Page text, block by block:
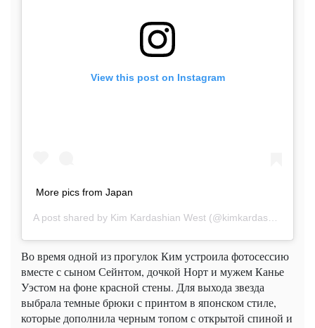
View this post on Instagram
More pics from Japan
A post shared by Kim Kardashian West (@kimkardashian) on
Во время одной из прогулок Ким устроила фотосессию
вместе с сыном Сейнтом, дочкой Норт и мужем Канье
Уэстом на фоне красной стены. Для выхода звезда
выбрала темные брюки с принтом в японском стиле,
которые дополнила черным топом с открытой спиной и